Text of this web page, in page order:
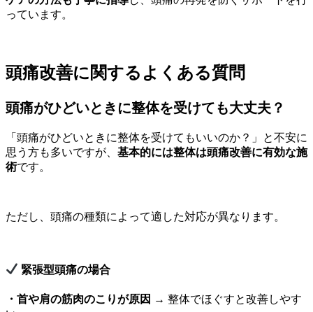
っています。
頭痛改善に関するよくある質問
頭痛がひどいときに整体を受けても大丈夫？
「頭痛がひどいときに整体を受けてもいいのか？」と不安に
思う方も多いですが、 基本的には整体は頭痛改善に有効な施
術です。
ただし、頭痛の種類によって適した対応が異なります。
緊張型頭痛の場合
・首や肩の筋肉のこりが原因 → 整体でほぐすと改善しやす